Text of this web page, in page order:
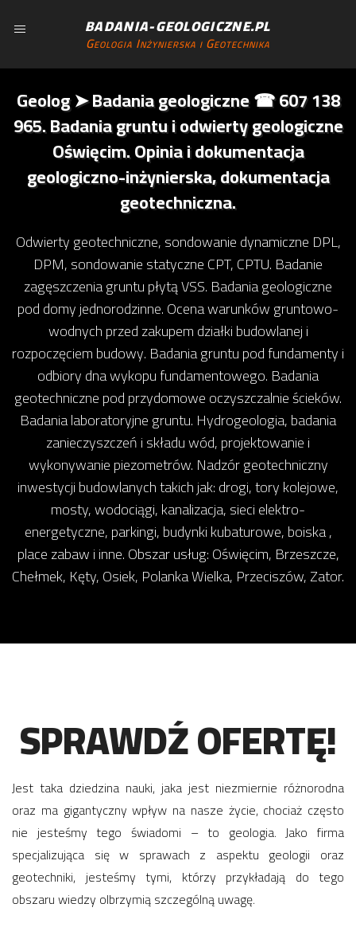
BADANIA-GEOLOGICZNE.PL
Geologia Inżynierska i Geotechnika
Geolog ➤ Badania geologiczne ☎ 607 138
965. Badania gruntu i odwierty geologiczne
Oświęcim. Opinia i dokumentacja
geologiczno-inżynierska, dokumentacja
geotechniczna.
Odwierty geotechniczne, sondowanie dynamiczne DPL,
DPM, sondowanie statyczne CPT, CPTU. Badanie
zagęszczenia gruntu płytą VSS. Badania geologiczne
pod domy jednorodzinne. Ocena warunków gruntowo-
wodnych przed zakupem działki budowlanej i
rozpoczęciem budowy. Badania gruntu pod fundamenty i
odbiory dna wykopu fundamentowego. Badania
geotechniczne pod przydomowe oczyszczalnie ścieków.
Badania laboratoryjne gruntu. Hydrogeologia, badania
zanieczyszczeń i składu wód, projektowanie i
wykonywanie piezometrów. Nadzór geotechniczny
inwestycji budowlanych takich jak: drogi, tory kolejowe,
mosty, wodociągi, kanalizacja, sieci elektro-
energetyczne, parkingi, budynki kubaturowe, boiska ,
place zabaw i inne. Obszar usług: Oświęcim, Brzeszcze,
Chełmek, Kęty, Osiek, Polanka Wielka, Przeciszów, Zator.
SPRAWDŹ OFERTĘ!
Jest taka dziedzina nauki, jaka jest niezmiernie różnorodna
oraz ma gigantyczny wpływ na nasze życie, chociaż często
nie jesteśmy tego świadomi – to geologia. Jako firma
specjalizująca się w sprawach z aspektu geologii oraz
geotechniki, jesteśmy tymi, którzy przykładają do tego
obszaru wiedzy olbrzymią szczególną uwagę.